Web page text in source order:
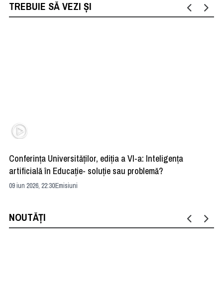
TREBUIE SĂ VEZI ȘI
Conferința Universităților, ediția a VI-a: Inteligența
artificială în Educație- soluție sau problemă?
09 iun 2026, 22:30Emisiuni
NOUTĂȚI